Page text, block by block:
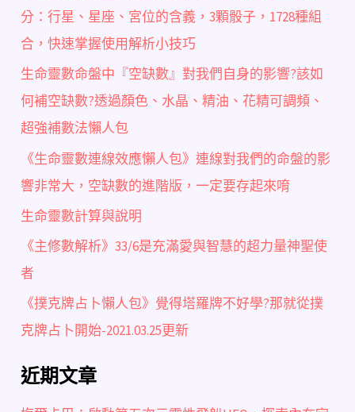
分：行星、星座、宮位的含義，3顆骰子，1728種組
合，快速掌握使用解析小技巧
生命靈數命盤中『空缺數』對我們自身的影響?該如
何補空缺數?透過顏色、水晶、精油、花精可調頻、
超強補數法懶人包
《生命靈數連線效應懶人包》連線對我們的命盤的影
響非常大，空缺數的進階版，一定要存起來唷
生命靈數計算與說明
《主修數解析》33/6是充滿愛與智慧的超力量神聖使
者
《撲克牌占卜懶人包》覺得塔羅牌不好學?那就從撲
克牌占卜開始-2021.03.25更新
近期文章